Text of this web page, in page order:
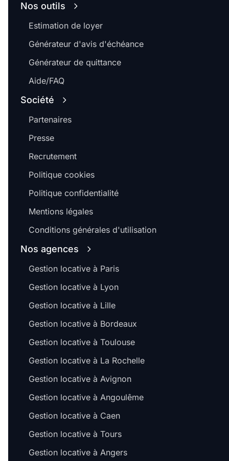
Nos outils
Estimation de loyer
Générateur d'avis d'échéance
Générateur de quittance
Aide/FAQ
Société
Partenaires
Presse
Recrutement
Politique cookies
Politique confidentialité
Mentions légales
Conditions générales d'utilisation
Nos agences
Gestion locative à Paris
Gestion locative à Lyon
Gestion locative à Lille
Gestion locative à Bordeaux
Gestion locative à Toulouse
Gestion locative à La Rochelle
Gestion locative à Avignon
Gestion locative à Angoulême
Gestion locative à Caen
Gestion locative à Tours
Gestion locative à Angers